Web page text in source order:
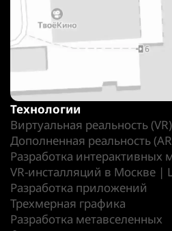
Технологии
Виртуальная реальность (VR)
Дополненная реальность
Разработка интерактивных
VR-инсталляций в Москве |
Разработка приложений
Трехмерная графика
Разработка метавселенных